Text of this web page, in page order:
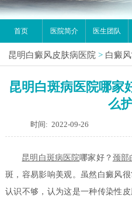
首页 医院简介 医生团队
昆明白癜风皮肤病医院 > 白癜
昆明白斑病医院哪家
么
时间: 2022-09-26
昆明白斑病医院哪家好？ 颈部
斑，容易影响美观。虽然白癜风
认识不够，认为这是一种传染性